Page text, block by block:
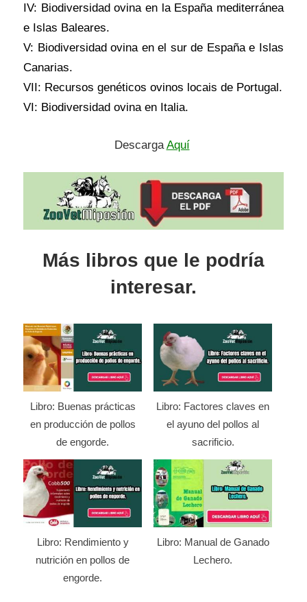
IV: Biodiversidad ovina en la España mediterránea
e Islas Baleares.
V: Biodiversidad ovina en el sur de España e Islas
Canarias.
VII: Recursos genéticos ovinos locais de Portugal.
VI: Biodiversidad ovina en Italia.
Descarga Aquí
Más libros que le podría
interesar.
Libro: Buenas prácticas
en producción de pollos
de engorde.
Libro: Factores claves en
el ayuno del pollos al
sacrificio.
Libro: Rendimiento y
nutrición en pollos de
engorde.
Libro: Manual de Ganado
Lechero.